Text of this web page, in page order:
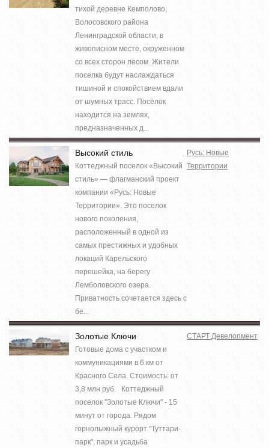
тихой деревне Кемполово,
Волосовского района
Ленинградской области, в
живописном месте, окруженном
со всех сторон лесом. Жители
поселка будут наслаждаться
тишиной и спокойствием вдали
от шумных трасс. Посёлок
находится на землях,
предназначенных д...
Высокий стиль
Коттеджный поселок «Высокий
стиль» — флагманский проект
компании «Русь: Новые
Территории». Это поселок
нового поколения,
расположенный в одной из
самых престижных и удобных
локаций Карельского
перешейка, на берегу
Лемболовского озера.
Приватность сочетается здесь с
бе...
Русь: Новые
Территории
Золотые Ключи
Готовые дома с участком и
коммуникациями в 6 км от
Красного Села. Стоимость: от
3,8 млн руб. Коттеджный
поселок "Золотые Ключи" - 15
минут от города. Рядом
горнолыжный курорт "Туттари-
парк", парк и усадьба
СТАРТ Девелопмент